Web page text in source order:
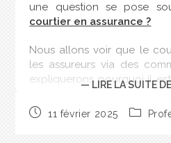
une question se pose
courtier en assurance ?
Nous allons voir que le
les assureurs via des
expliquerons pourquoi il
avantages de choisir
— LIRE LA SUITE
11 février 2025